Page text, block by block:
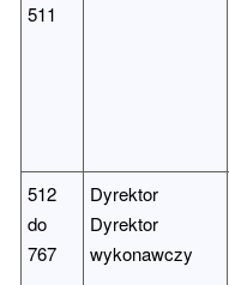
511
512
do
767
Dyrektor
Dyrektor
wykonawczy